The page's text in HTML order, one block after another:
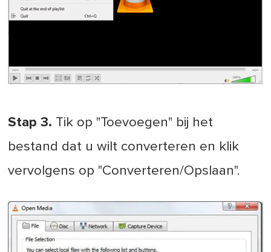
Stap 3. Tik op "Toevoegen" bij het
bestand dat u wilt converteren en klik
vervolgens op "Converteren/Opslaan".